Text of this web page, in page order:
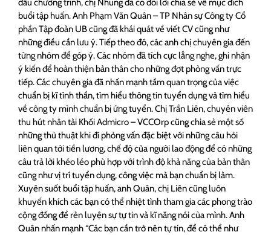
đầu chương trình, chị Nhung đã có đôi lời chia sẻ về mục đích
buổi tập huấn. Anh Phạm Văn Quân – TP Nhân sự Công ty Cổ
phần Tập đoàn UB cũng đã khái quát về viết CV cũng như
những điều cần lưu ý. Tiếp theo đó, các anh chị chuyên gia đến
từng nhóm để góp ý. Các nhóm đã tích cực lắng nghe, ghi nhận
ý kiến để hoàn thiện bản thân cho những đợt phỏng vấn trực
tiếp. Các chuyên gia đã nhấn mạnh tầm quan trọng của việc
chuẩn bị kĩ tình thần, tìm hiểu thông tin tuyển dụng và tìm hiểu
về công ty mình chuẩn bị ứng tuyển. Chị Trần Liên, chuyên viên
thu hút nhân tài Khối Admicro – VCCOrp cũng chia sẻ một số
những thủ thuật khi đi phỏng vấn đặc biệt với những câu hỏi
liên quan tới tiền lương, chế độ của người lao động để có những
câu trả lời khéo léo phù hợp với trình độ khả năng của bản thân
cũng như vị trí tuyển dụng, công việc mà bạn chuẩn bị làm.
Xuyên suốt buổi tập huấn, anh Quân, chị Liên cũng luôn
khuyến khích các bạn có thể nhiệt tình tham gia các phong trào
cộng đồng để rèn luyện sự tự tin và kĩ năng nói của mình. Anh
Quân nhấn mạnh “Các bạn cần trở nên tự tin, để có thể như